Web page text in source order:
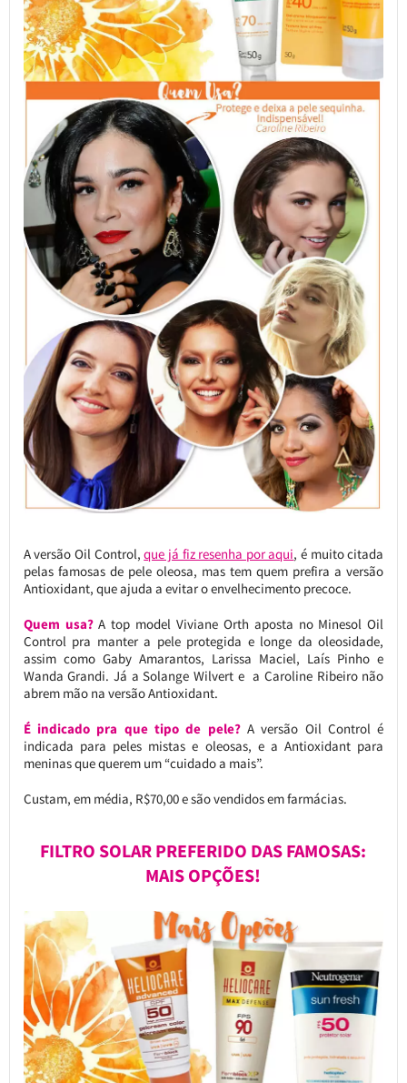
A versão Oil Control,que já fiz resenha por aqui, é muito citada
pelas famosas de pele oleosa, mas tem quem prefira a versão
Antioxidant, que ajuda a evitar o envelhecimento precoce.
Quem usa?A top model Viviane Orth aposta no Minesol Oil
Control pra manter a pele protegida e longe da oleosidade,
assim como Gaby Amarantos, Larissa Maciel, Laís Pinho e
Wanda Grandi. Já a Solange Wilvert e a Caroline Ribeiro não
abrem mão na versão Antioxidant.
É indicado pra que tipo de pele?A versão Oil Control é
indicada para peles mistas e oleosas, e a Antioxidant para
meninas que querem um “cuidado a mais”.
Custam, em média, R$70,00 e são vendidos em farmácias.
FILTRO SOLAR PREFERIDO DAS FAMOSAS:
MAIS OPÇÕES!